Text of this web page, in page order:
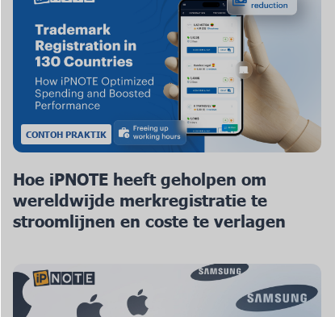
CONTOH PRAKTIK
Hoe iPNOTE heeft geholpen om
wereldwijde merkregistratie te
stroomlijnen en coste te verlagen